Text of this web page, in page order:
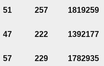
51 257 1819259
47 222 1392177
57 229 1782935